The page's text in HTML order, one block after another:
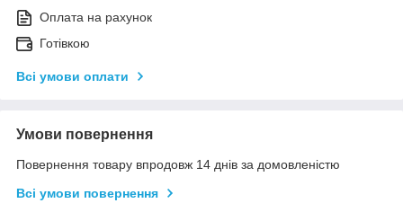
Оплата на рахунок
Готівкою
Всі умови оплати
Умови повернення
Повернення товару впродовж 14 днів за домовленістю
Всі умови повернення